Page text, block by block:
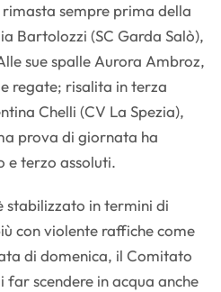
sempre prima della
Bartolozzi (SC Garda Salò),
sue spalle Aurora Ambroz,
regate; risalita in terza
Chelli (CV La Spezia),
prova di giornata ha
e terzo assoluti.
stabilizzato in termini di
con violente raffiche come
di domenica, il Comitato
far scendere in acqua anche